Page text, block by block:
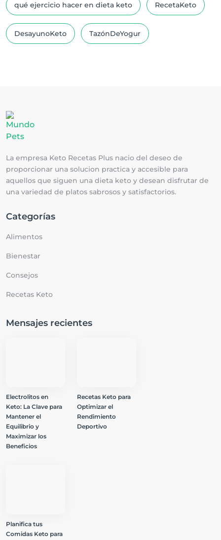
qué ejercicio hacer en dieta keto RecetaKeto
DesayunoKeto TazónDeYogur
La empresa Keto Recetas Plus nacio del deseo de
proporcionar una solucion practica y accesible para
aquellos que siguen una dieta keto y desean disfrutar de
una variedad de platos sabrosos y satisfactorios.
Categorías
Alimentos
Bienestar
Consejos
Recetas Keto
Mensajes recientes
Electrolitos en
Keto: La Clave para
Mantener el
Equilibrio y
Maximizar los
Beneficios
Recetas Keto para
Optimizar el
Rendimiento
Deportivo
Planifica tus
Comidas Keto para